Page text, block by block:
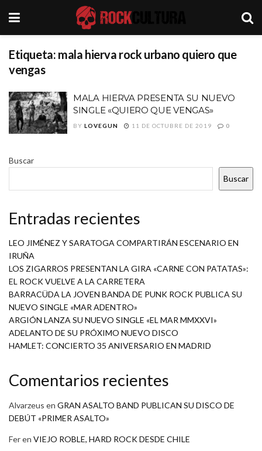
Etiqueta: mala hierva rock urbano quiero que
vengas
MALA HIERVA PRESENTA SU NUEVO
SINGLE «QUIERO QUE VENGAS»
BY LOVEGUN 11 DE OCTUBRE DE 2019 0
Buscar
Buscar
Entradas recientes
LEO JIMÉNEZ Y SARATOGA COMPARTIRÁN ESCENARIO EN
IRUÑA
LOS ZIGARROS PRESENTAN LA GIRA «CARNE CON PATATAS»:
EL ROCK VUELVE A LA CARRETERA
BARRACÜDA LA JOVEN BANDA DE PUNK ROCK PUBLICA SU
NUEVO SINGLE «MAR ADENTRO»
ARGIÓN LANZA SU NUEVO SINGLE «EL MAR MMXXVI»
ADELANTO DE SU PRÓXIMO NUEVO DISCO
HAMLET: CONCIERTO 35 ANIVERSARIO EN MADRID
Comentarios recientes
Alvarzeus en GRAN ASALTO BAND PUBLICAN SU DISCO DE
DEBÚT «PRIMER ASALTO»
Feren VIEJO ROBLE, HARD ROCK DESDE CHILE